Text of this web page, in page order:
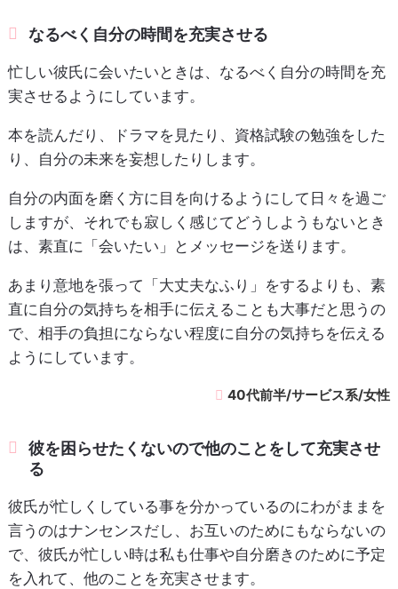
なるべく自分の時間を充実させる
忙しい彼氏に会いたいときは、なるべく自分の時間を充
実させるようにしています。
本を読んだり、ドラマを見たり、資格試験の勉強をした
り、自分の未来を妄想したりします。
自分の内面を磨く方に目を向けるようにして日々を過ご
しますが、それでも寂しく感じてどうしようもないとき
は、素直に「会いたい」とメッセージを送ります。
あまり意地を張って「大丈夫なふり」をするよりも、素
直に自分の気持ちを相手に伝えることも大事だと思うの
で、相手の負担にならない程度に自分の気持ちを伝える
ようにしています。
40代前半/サービス系/女性
彼を困らせたくないので他のことをして充実させ
る
彼氏が忙しくしている事を分かっているのにわがままを
言うのはナンセンスだし、お互いのためにもならないの
で、彼氏が忙しい時は私も仕事や自分磨きのために予定
を入れて、他のことを充実させます。